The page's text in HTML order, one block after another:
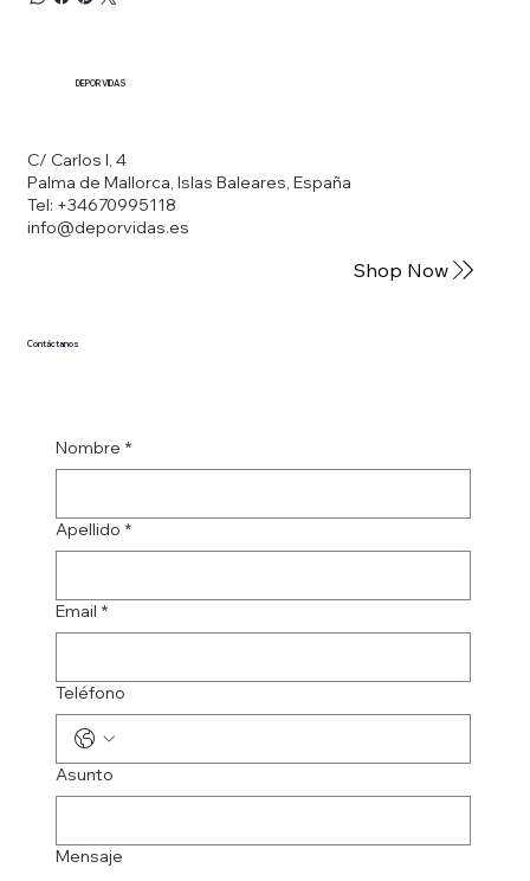
DEPORVIDAS
C/ Carlos I, 4
Palma de Mallorca, Islas Baleares, España
Tel: +34670995118
info@deporvidas.es
Shop Now
Contáctanos
Nombre *
Apellido *
Email *
Teléfono
Asunto
Mensaje